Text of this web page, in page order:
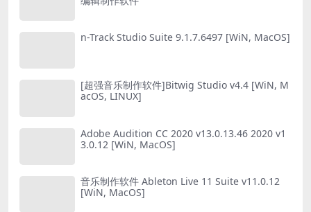
n-Track Studio Suite 9.1.7.6497 [WiN, MacOS]
[超强音乐制作软件]Bitwig Studio v4.4 [WiN, M
acOS, LINUX]
Adobe Audition CC 2020 v13.0.13.46 2020 v1
3.0.12 [WiN, MacOS]
音乐制作软件 Ableton Live 11 Suite v11.0.12
[WiN, MacOS]